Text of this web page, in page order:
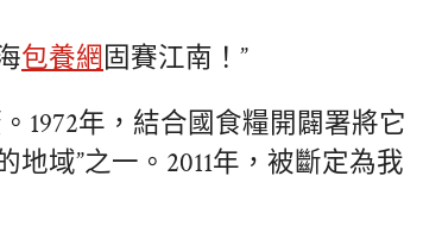
包養網 固賽江南！”
1972年，結合國食糧開闢署將它
域”之一。2011年，被斷定為我